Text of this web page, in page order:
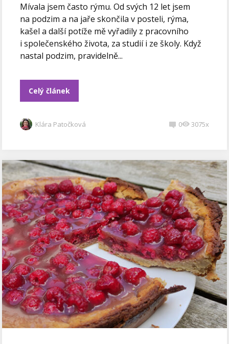
Mívala jsem často rýmu. Od svých 12 let jsem
na podzim a na jaře skončila v posteli, rýma,
kašel a další potíže mě vyřadily z pracovního
i společenského života, za studií i ze školy. Když
nastal podzim, pravidelně...
Celý článek
Klára Patočková 0 3075x